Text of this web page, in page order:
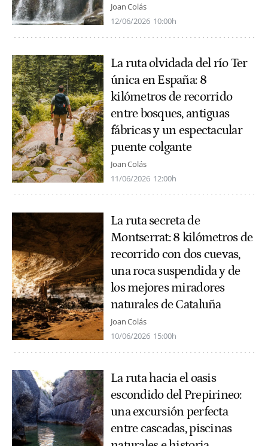
Joan Colás
12/06/2026 10:00h
La ruta olvidada del río Ter
única en España: 8
kilómetros de recorrido
entre bosques, antiguas
fábricas y un espectacular
puente colgante
Joan Colás
11/06/2026 12:00h
La ruta secreta de
Montserrat: 8 kilómetros de
recorrido con dos cuevas,
una roca suspendida y de
los mejores miradores
naturales de Cataluña
Joan Colás
10/06/2026 15:00h
La ruta hacia el oasis
escondido del Prepirineo:
una excursión perfecta
entre cascadas, piscinas